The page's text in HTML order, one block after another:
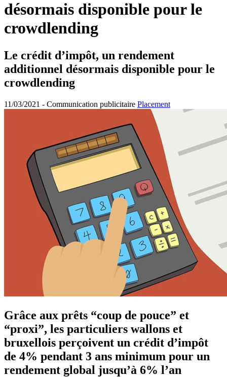
désormais disponible pour le
crowdlending
Le crédit d’impôt, un rendement
additionnel désormais disponible pour le
crowdlending
11/03/2021 - Communication publicitaire Placement
Grâce aux prêts “coup de pouce” et
“proxi”, les particuliers wallons et
bruxellois perçoivent un crédit d’impôt
de 4% pendant 3 ans minimum pour un
rendement global jusqu’à 6% l’an